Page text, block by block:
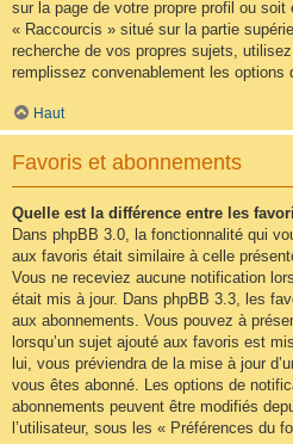
sur la page de votre propre profil ou soit
« Raccourcis » situé sur la partie
recherche de vos propres sujets,
remplissez convenablement les options
Haut
Favoris et abonnements
Quelle est la différence entre les
Dans phpBB 3.0, la fonctionnalité qui
aux favoris était similaire à celle
Vous ne receviez aucune notification
était mis à jour. Dans phpBB 3.3, les
aux abonnements. Vous pouvez à
lorsqu’un sujet ajouté aux favoris est
lui, vous préviendra de la mise à jour
vous êtes abonné. Les options de
abonnements peuvent être modifiés
l’utilisateur, sous les « Préférences du